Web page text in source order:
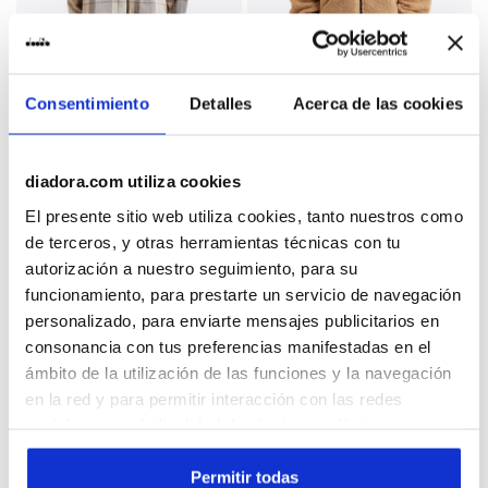
Consentimiento Detalles Acerca de las cookies
diadora.com utiliza cookies
El presente sitio web utiliza cookies, tanto nuestros como
de terceros, y otras herramientas técnicas con tu
autorización a nuestro seguimiento, para su
funcionamiento, para prestarte un servicio de navegación
personalizado, para enviarte mensajes publicitarios en
consonancia con tus preferencias manifestadas en el
ámbito de la utilización de las funciones y la navegación
en la red y para permitir interacción con las redes
supervisión de tus comportamientos en el sitio web. Al
hacer clic en Aceptar, permites el uso de cookies y otras
Permitir todas
FRIENDLY TEAM
Niños/Adolescentes
TEAM